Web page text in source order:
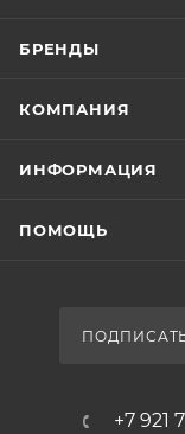
БРЕНДЫ
КОМПАНИЯ
ИНФОРМАЦИЯ
ПОМОЩЬ
+7 921